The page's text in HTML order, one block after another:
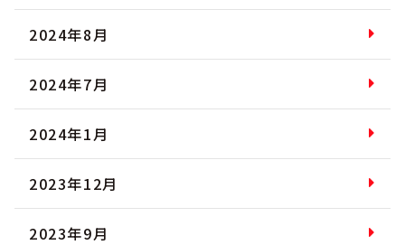
2024年8月
2024年7月
2024年1月
2023年12月
2023年9月